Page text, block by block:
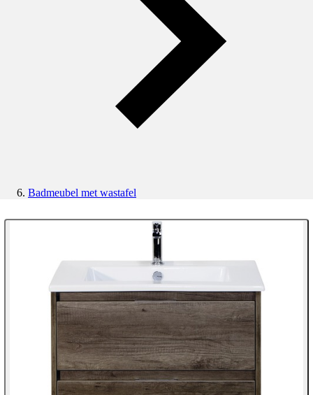
Badmeubel met wastafel